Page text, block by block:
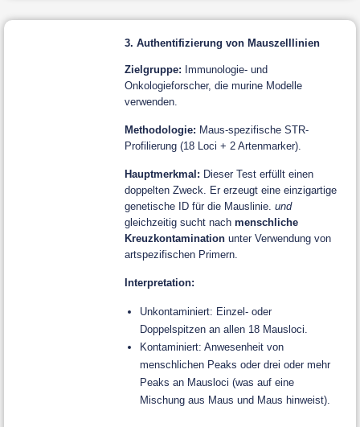
3. Authentifizierung von Mauszelllinien
Zielgruppe: Immunologie- und
Onkologieforscher, die murine Modelle
verwenden.
Methodologie: Maus-spezifische STR-
Profilierung (18 Loci + 2 Artenmarker).
Hauptmerkmal: Dieser Test erfüllt einen
doppelten Zweck. Er erzeugt eine einzigartige
genetische ID für die Mauslinie. und
gleichzeitig sucht nach menschliche
Kreuzkontamination unter Verwendung von
artspezifischen Primern.
Interpretation:
Unkontaminiert: Einzel- oder
Doppelspitzen an allen 18 Mausloci.
Kontaminiert: Anwesenheit von
menschlichen Peaks oder drei oder mehr
Peaks an Mausloci (was auf eine
Mischung aus Maus und Maus hinweist).